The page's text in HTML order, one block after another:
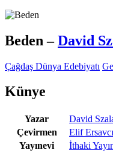
Beden–David
Çağdaş Dünya Edebiyatı
Künye
Yazar
David
Çevirmen
Elif Ersavcı
Yayınevi
İthaki